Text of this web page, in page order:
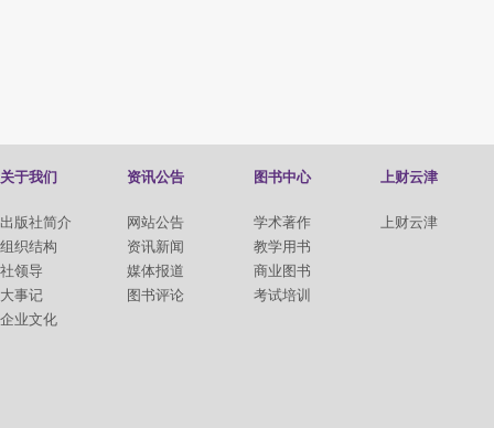
关于我们
出版社简介
组织结构
社领导
大事记
企业文化
资讯公告
网站公告
资讯新闻
媒体报道
图书评论
图书中心
学术著作
教学用书
商业图书
考试培训
上财云津
上财云津